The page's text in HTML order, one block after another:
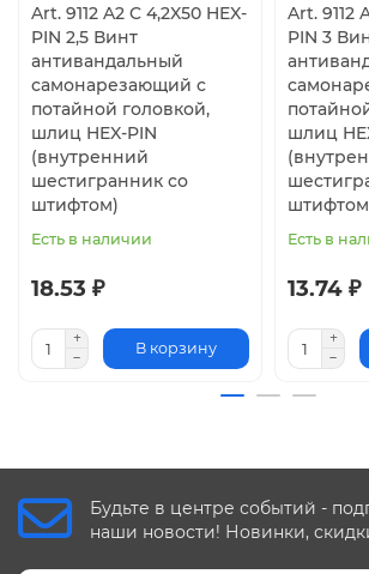
Art. 9112 A2 C 4,2X50 HEX-
PIN 2,5 Винт
антивандальный
самонарезающий с
потайной головкой,
шлиц HEX-PIN
(внутренний
шестигранник со
штифтом)
Есть в наличии
18.53 ₽
В корзину
Art. 9112
PIN 3
шлиц
Есть в
13.74 ₽
Будьте в центре событий -
наши новости! Новинки,